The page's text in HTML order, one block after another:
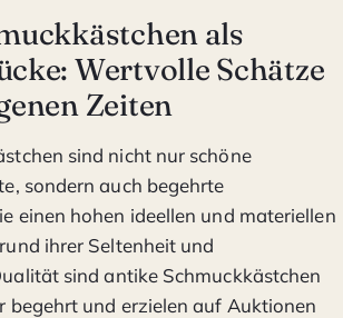
als
Wertvolle Schätze
Zeiten
sind nicht nur schöne
sondern auch begehrte
einen hohen ideellen und materiellen
ihrer Seltenheit und
sind antike Schmuckkästchen
begehrt und erzielen auf Auktionen